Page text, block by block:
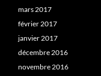
mars 2017
février 2017
janvier 2017
décembre 2016
novembre 2016